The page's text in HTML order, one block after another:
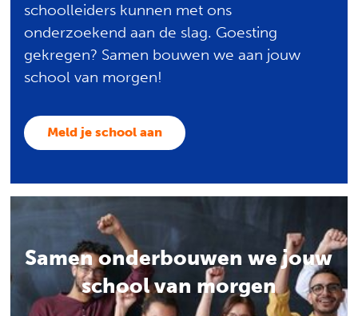
schoolleiders kunnen met ons
onderzoekend aan de slag. Goesting
gekregen? Samen bouwen we aan jouw
school van morgen!
Meld je school aan
Samen onderbouwen we jouw
school van morgen